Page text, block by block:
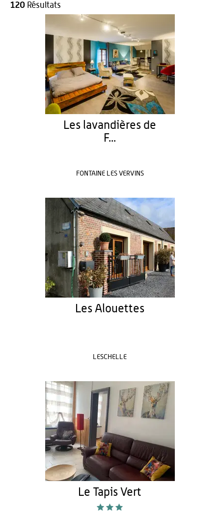
120Résultats
Les lavandières de
F...
FONTAINE LES VERVINS
Les Alouettes
LESCHELLE
Le Tapis Vert